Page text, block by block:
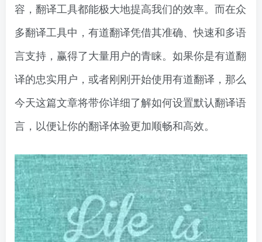
容，翻译工具都能极大地提高我们的效率。而在众
多翻译工具中，有道翻译凭借其准确、快速和多语
言支持，赢得了大量用户的青睐。如果你是有道翻
译的忠实用户，或者刚刚开始使用有道翻译，那么
今天这篇文章将带你详细了解如何设置默认翻译语
言，以便让你的翻译体验更加顺畅和高效。